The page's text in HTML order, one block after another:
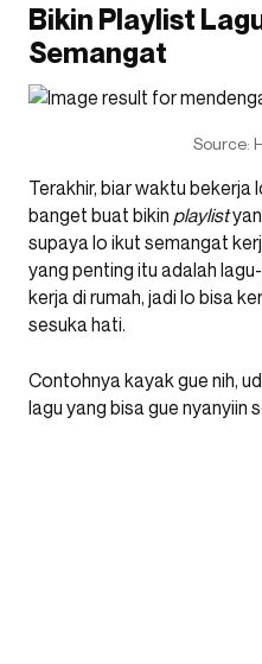
Bikin Playlist
Semangat
Source:
Terakhir, biar waktu bekerja
banget buat bikin playlist
supaya lo ikut semangat
yang penting itu adalah
kerja di rumah, jadi lo bisa
sesuka hati.
Contohnya kayak gue nih,
lagu yang bisa gue nyanyiin